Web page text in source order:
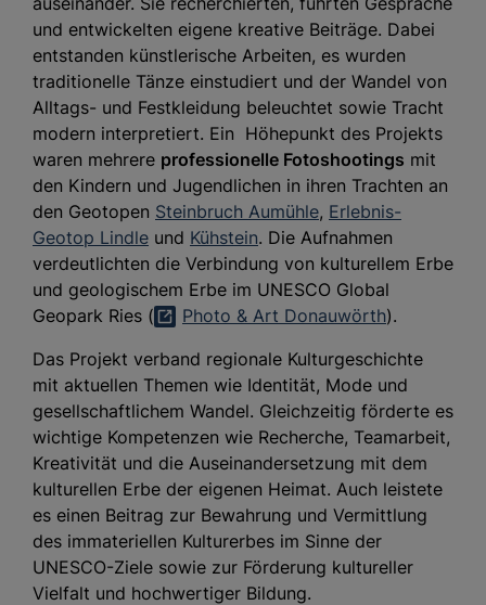
und entwickelten eigene kreative Beiträge. Dabei
entstanden künstlerische Arbeiten, es wurden
traditionelle Tänze einstudiert und der Wandel von
Alltags- und Festkleidung beleuchtet sowie Tracht
modern interpretiert. Ein Höhepunkt des Projekts
waren mehrere professionelle Fotoshootings mit
den Kindern und Jugendlichen in ihren Trachten an
den Geotopen Steinbruch Aumühle, Erlebnis-
Geotop Lindle und Kühstein. Die Aufnahmen
verdeutlichten die Verbindung von kulturellem Erbe
und geologischem Erbe im UNESCO Global
Geopark Ries (
Photo & Art Donauwörth).
Das Projekt verband regionale Kulturgeschichte
mit aktuellen Themen wie Identität, Mode und
gesellschaftlichem Wandel. Gleichzeitig förderte es
wichtige Kompetenzen wie Recherche, Teamarbeit,
Kreativität und die Auseinandersetzung mit dem
kulturellen Erbe der eigenen Heimat. Auch leistete
es einen Beitrag zur Bewahrung und Vermittlung
des immateriellen Kulturerbes im Sinne der
UNESCO-Ziele sowie zur Förderung kultureller
Vielfalt und hochwertiger Bildung.